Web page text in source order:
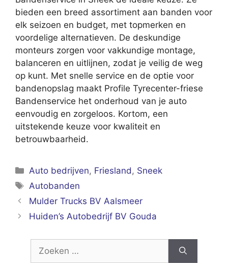
bieden een breed assortiment aan banden voor
elk seizoen en budget, met topmerken en
voordelige alternatieven. De deskundige
monteurs zorgen voor vakkundige montage,
balanceren en uitlijnen, zodat je veilig de weg
op kunt. Met snelle service en de optie voor
bandenopslag maakt Profile Tyrecenter-friese
Bandenservice het onderhoud van je auto
eenvoudig en zorgeloos. Kortom, een
uitstekende keuze voor kwaliteit en
betrouwbaarheid.
Categorieën
Auto bedrijven, Friesland , Sneek
Tags
Autobanden
Mulder Trucks BV Aalsmeer
Huiden’s Autobedrijf BV Gouda
naar: